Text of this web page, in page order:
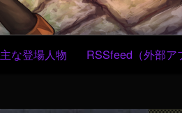
主な登場人物 RSSfeed（外部ア